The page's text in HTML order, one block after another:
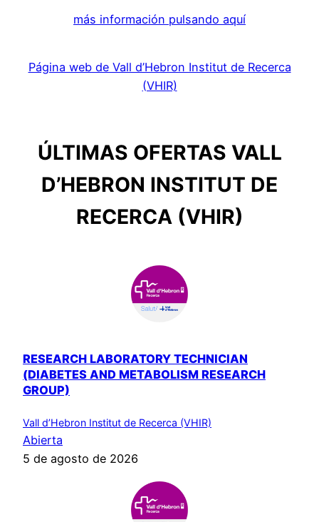
más información pulsando aquí
Página web de Vall d’Hebron Institut de Recerca
(VHIR)
ÚLTIMAS OFERTAS VALL
D’HEBRON INSTITUT DE
RECERCA (VHIR)
RESEARCH LABORATORY TECHNICIAN
(DIABETES AND METABOLISM RESEARCH
GROUP)
Vall d’Hebron Institut de Recerca (VHIR)
Abierta
5 de agosto de 2026